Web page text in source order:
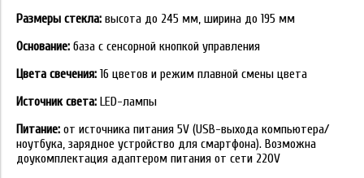
Размеры стекла: высота до 245 мм, ширина до 195 мм
Основание: база с сенсорной кнопкой управления
Цвета свечения: 16 цветов и режим плавной смены цвета
Источник света: LED-лампы
Питание: от источника питания 5V (USB-выхода компьютера/
ноутбука, зарядное устройство для смартфона). Возможна
доукомплектация адаптером питания от сети 220V